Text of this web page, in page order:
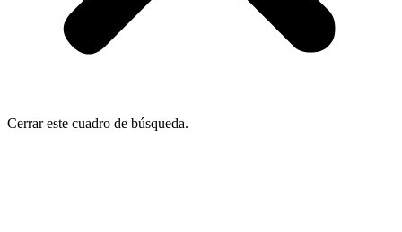
Cerrar este cuadro de búsqueda.